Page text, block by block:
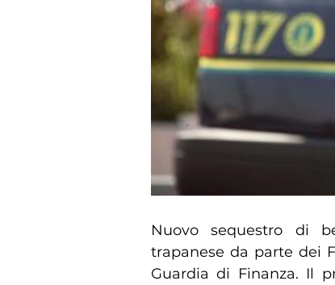
Nuovo sequestro di
trapanese da parte dei
Guardia di Finanza. Il